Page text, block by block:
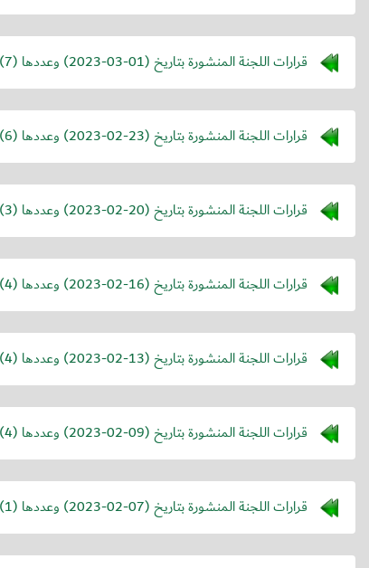
قرارات اللجنة المنشورة بتاريخ (2023-03-01) وعددها (7)
قرارات اللجنة المنشورة بتاريخ (2023-02-23) وعددها (6)
قرارات اللجنة المنشورة بتاريخ (2023-02-20) وعددها (3)
قرارات اللجنة المنشورة بتاريخ (2023-02-16) وعددها (4)
قرارات اللجنة المنشورة بتاريخ (2023-02-13) وعددها (4)
قرارات اللجنة المنشورة بتاريخ (2023-02-09) وعددها (4)
قرارات اللجنة المنشورة بتاريخ (2023-02-07) وعددها (1)